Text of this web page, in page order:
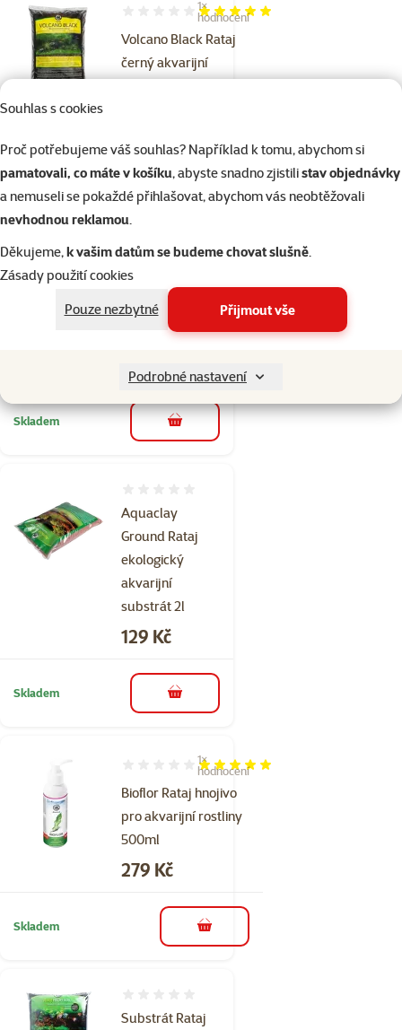
Souhlas s cookies
Proč potřebujeme váš souhlas? Například k tomu, abychom si
pamatovali, co máte v košíku, abyste snadno zjistilistav objednávky
a nemuseli se pokaždé přihlašovat, abychom vás neobtěžovali
nevhodnou reklamou.
Děkujeme,k vašim datům se budeme chovat slušně.
Zásady použití cookies
Pouze nezbytné
Přijmout vše
Podrobné nastavení
Volcano Black Rataj
černý akvarijní
Hodnocení 100%, počet hodnocení: 1
1×
hodnocení
Skladem do košíku
hnojivo pro
akvarijní rostliny
Hodnocení 0%
Skladem do košíku
Aquaclay
Ground Rataj
ekologický
akvarijní
substrát 2l
Cena
129 Kč
Skladem do košíku
Bioflor Rataj hnojivo
pro akvarijní rostliny
500ml
Hodnocení 100%, počet hodnocení: 1
1×
hodnocení
Cena
279 Kč
Skladem do košíku
Substrát Rataj